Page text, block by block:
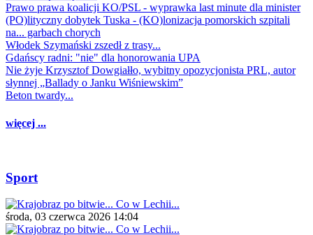
Prawo prawa koalicji KO/PSL - wyprawka last minute dla minister
(PO)lityczny dobytek Tuska - (KO)lonizacja pomorskich szpitali
na... garbach chorych
Włodek Szymański zszedł z trasy...
Gdańscy radni: "nie" dla honorowania UPA
Nie żyje Krzysztof Dowgiałło, wybitny opozycjonista PRL, autor
słynnej „Ballady o Janku Wiśniewskim”
Beton twardy...
więcej ...
Sport
środa, 03 czerwca 2026 14:04